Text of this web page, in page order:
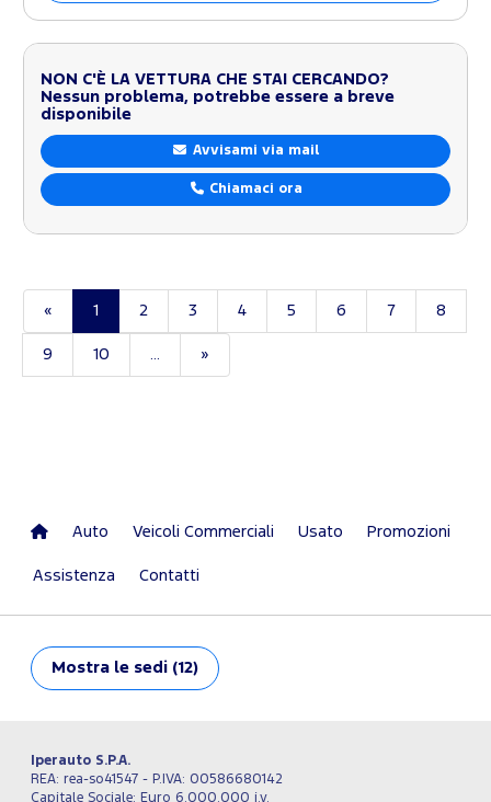
NON C'È LA VETTURA CHE STAI CERCANDO?
Nessun problema, potrebbe essere a breve
disponibile
Avvisami via mail
Chiamaci ora
« 1 2 3 4 5 6 7 8
9 10 »
Auto Veicoli Commerciali Usato Promozioni
Assistenza Contatti
Mostra le sedi (12)
Iperauto S.P.A.
REA: rea-so41547 - P.IVA: 00586680142
Capitale Sociale: Euro 6.000.000 i.v.